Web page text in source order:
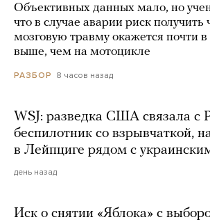
Объективных данных мало, но
что в случае аварии риск получить
мозговую травму окажется почти в
выше, чем на мотоцикле
РАЗБОР 8 часов назад
WSJ: разведка США связала с
беспилотник со взрывчаткой,
в Лейпциге рядом с
день назад
Иск о снятии «Яблока» с